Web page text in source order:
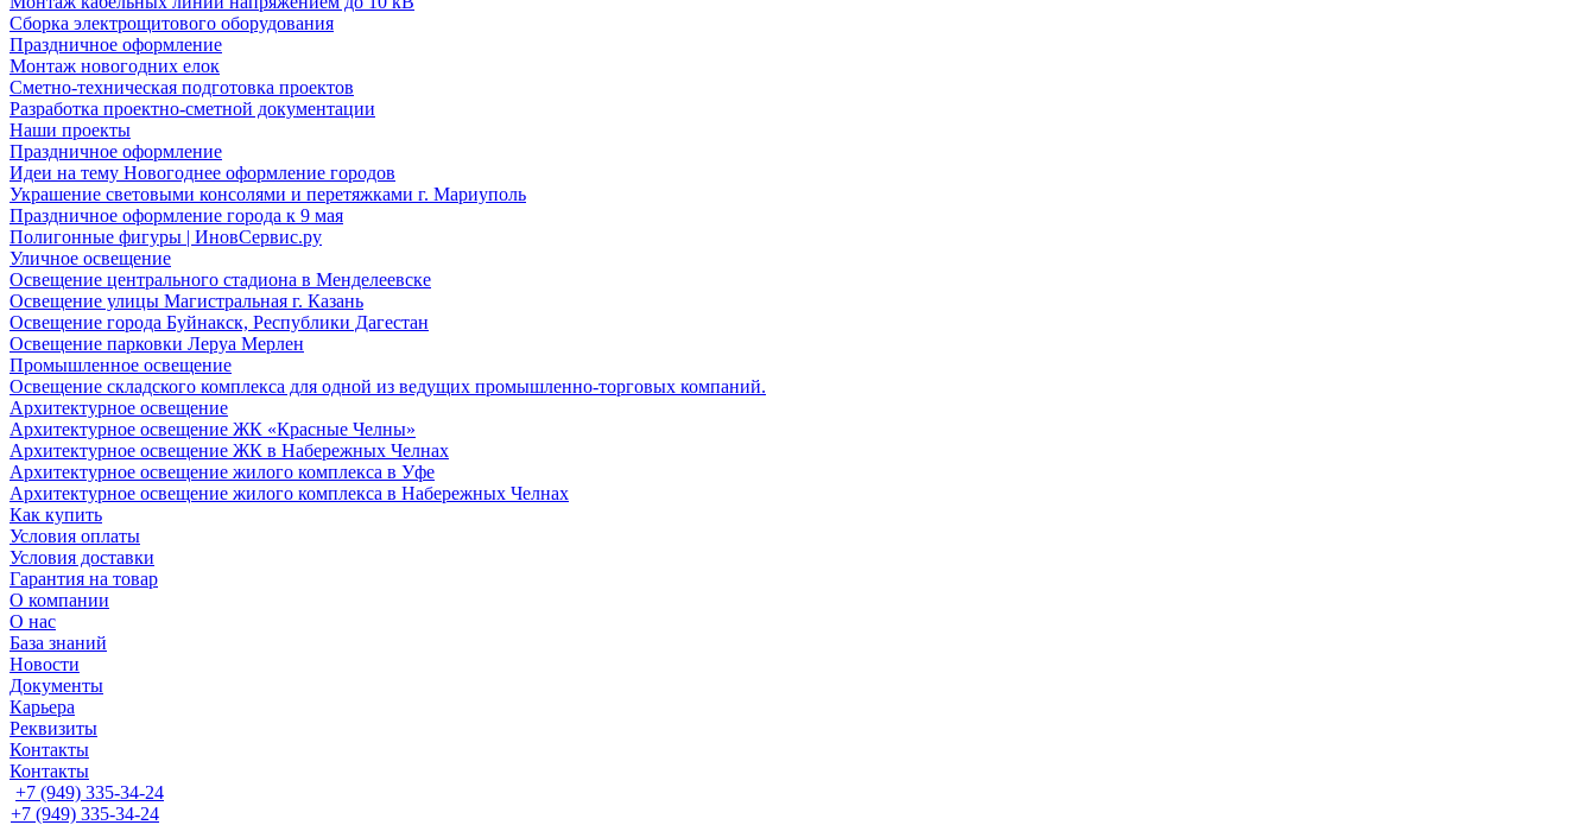
Сборка электрощитового оборудования
Праздничное оформление
Монтаж новогодних елок
Сметно-техническая подготовка проектов
Разработка проектно-сметной документации
Наши проекты
Праздничное оформление
Идеи на тему Новогоднее оформление городов
Украшение световыми консолями и перетяжками г. Мариуполь
Праздничное оформление города к 9 мая
Полигонные фигуры | ИновСервис.ру
Уличное освещение
Освещение центрального стадиона в Менделеевске
Освещение улицы Магистральная г. Казань
Освещение города Буйнакск, Республики Дагестан
Освещение парковки Леруа Мерлен
Промышленное освещение
Освещение складского комплекса для одной из ведущих промышленно-торговых компаний.
Архитектурное освещение
Архитектурное освещение ЖК «Красные Челны»
Архитектурное освещение ЖК в Набережных Челнах
Архитектурное освещение жилого комплекса в Уфе
Архитектурное освещение жилого комплекса в Набережных Челнах
Как купить
Условия оплаты
Условия доставки
Гарантия на товар
О компании
О нас
База знаний
Новости
Документы
Карьера
Реквизиты
Контакты
Контакты
+7 (949) 335-34-24
+7 (949) 335-34-24